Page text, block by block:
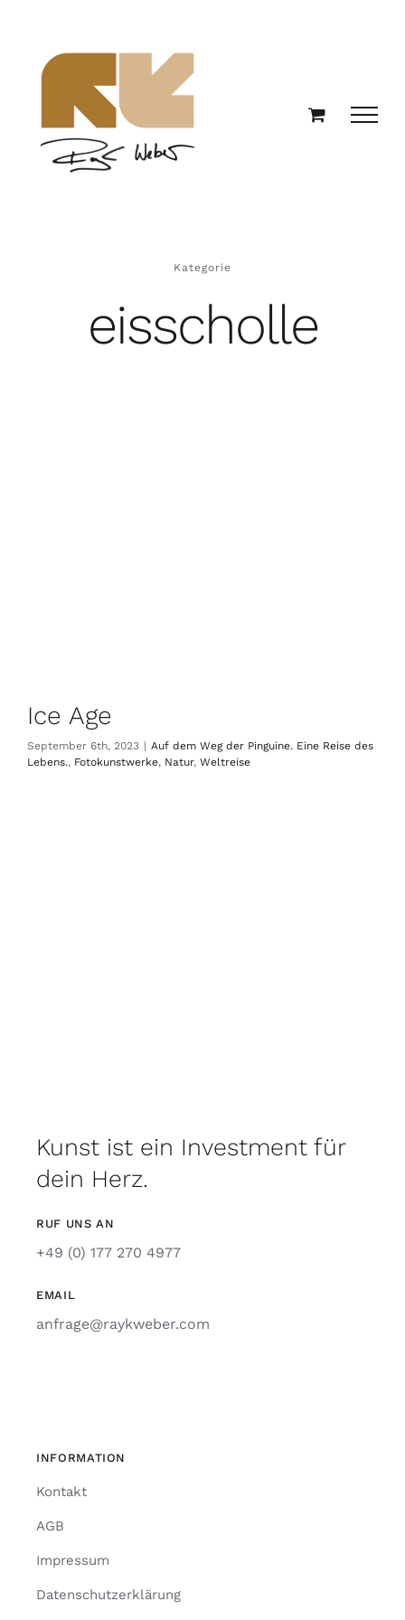
springen
Kategorie
eisscholle
Ice Age
September 6th, 2023 | Auf dem Weg der Pinguine. Eine Reise des
Lebens., Fotokunstwerke, Natur, Weltreise
Kunst ist ein Investment für
dein Herz.
RUF UNS AN
+49 (0) 177 270 4977
EMAIL
anfrage@raykweber.com
INFORMATION
Kontakt
AGB
Impressum
Datenschutzerklärung